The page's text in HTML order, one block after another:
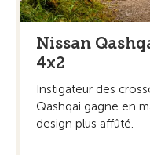
Nissan
4x2
Instigateur des
Qashqai gagne en
design plus affûté.